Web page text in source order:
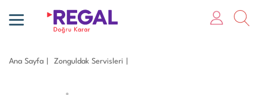
Ana Sayfa Zonguldak Servisleri